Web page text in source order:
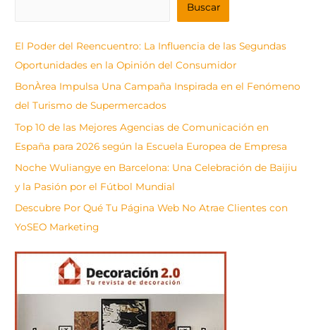
Buscar
El Poder del Reencuentro: La Influencia de las Segundas
Oportunidades en la Opinión del Consumidor
BonÀrea Impulsa Una Campaña Inspirada en el Fenómeno
del Turismo de Supermercados
Top 10 de las Mejores Agencias de Comunicación en
España para 2026 según la Escuela Europea de Empresa
Noche Wuliangye en Barcelona: Una Celebración de Baijiu
y la Pasión por el Fútbol Mundial
Descubre Por Qué Tu Página Web No Atrae Clientes con
YoSEO Marketing